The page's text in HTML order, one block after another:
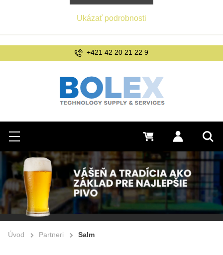
Hľadať
Menu Prihlásiť sa
0 €
+421 42 20 21 22 9
Úvod Partneri Salm
Ukázať podrobnosti